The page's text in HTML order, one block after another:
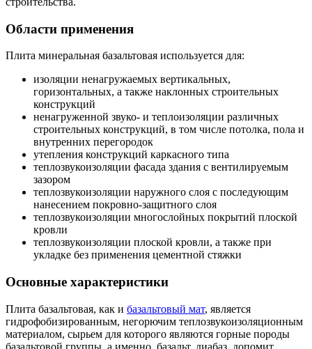
Области применения
Плита минеральная базальтовая используется для:
изоляции ненагружаемых вертикальных,
горизонтальных, а также наклонных строительных
конструкций
ненагруженной звуко- и теплоизоляции различных
строительных конструкций, в том числе потолка, пола и
внутренних перегородок
утепления конструкций каркасного типа
теплозвукоизоляции фасада здания с вентилируемым
зазором
теплозвукоизоляции наружного слоя с последующим
нанесением покровно-защитного слоя
теплозвукоизоляции многослойных покрытий плоской
кровли
теплозвукоизоляции плоской кровли, а также при
укладке без применения цементной стяжки
Основные характеристики
Плита базальтовая, как и базальтовый мат, является
гидрофобизированным, негорючим теплозвукоизоляционным
материалом, сырьем для которого являются горные породы
базальтовой группы, а именно, базальт, диабаз, допомит,